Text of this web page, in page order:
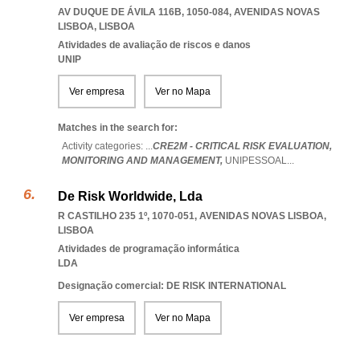
AV DUQUE DE ÁVILA 116B, 1050-084, AVENIDAS NOVAS
LISBOA, LISBOA
Atividades de avaliação de riscos e danos
UNIP
Ver empresa Ver no Mapa
Matches in the search for:
Activity categories: ...CRE2M - CRITICAL RISK EVALUATION,
MONITORING AND MANAGEMENT, UNIPESSOAL...
De Risk Worldwide, Lda
R CASTILHO 235 1º, 1070-051, AVENIDAS NOVAS LISBOA,
LISBOA
Atividades de programação informática
LDA
Designação comercial: DE RISK INTERNATIONAL
Ver empresa Ver no Mapa